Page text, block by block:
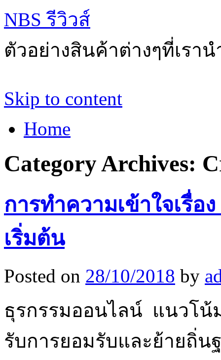
NBS รีวิวส์
ตัวอย่างสินค้าต่างๆที่เรา
Skip to content
Home
Category Archives:
การทำความเข้าใจเรื่อ
เริ่มต้น
Posted on 28/10/2018 by
ธุรกรรมออนไลน์ แนวโน้
รับการยอมรับและย้ายถิ่